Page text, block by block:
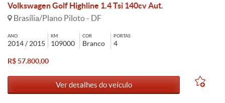
Volkswagen Golf Highline 1.4 Tsi 140cv Aut.
Brasília/Plano Piloto - DF
ANO
2014 / 2015
KM
109000
COR
Branco
PORTAS
4
R$ 57.800,00
Ver detalhes do veículo